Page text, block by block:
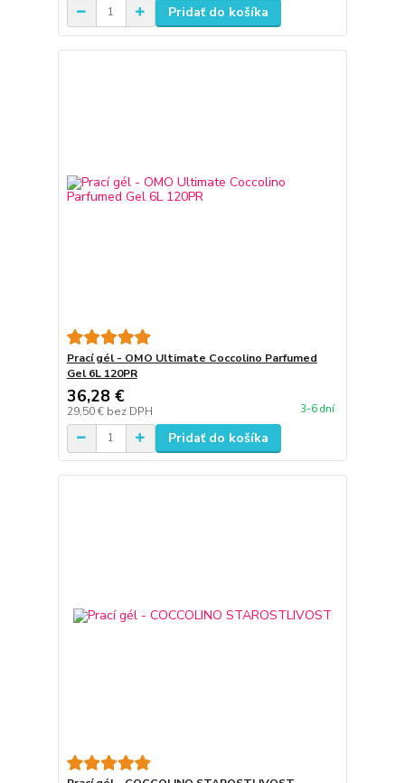
Pridať do košíka
Prací gél - OMO Ultimate Coccolino Parfumed
Gel 6L 120PR
36,28 €
29,50 € bez DPH 3-6 dní
Pridať do košíka